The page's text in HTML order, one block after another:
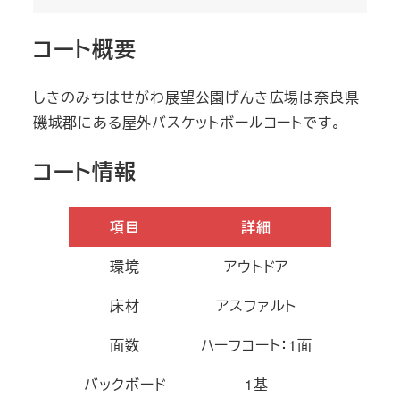
コート概要
しきのみちはせがわ展望公園げんき広場は奈良県
磯城郡にある屋外バスケットボールコートです。
コート情報
項目
詳細
環境
アウトドア
床材
アスファルト
面数
ハーフコート：1面
バックボード
1基